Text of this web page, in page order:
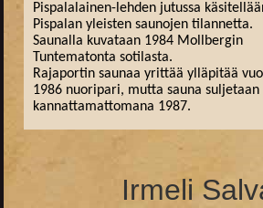
Pispalalainen-lehden jutussa
Pispalan yleisten saunojen tilannetta.
Saunalla kuvataan 1984 Mollbergin
Tuntematonta sotilasta.
Rajaportin saunaa yrittää ylläpitää
1986 nuoripari, mutta sauna suljetaan
kannattamattomana 1987.
Irmeli